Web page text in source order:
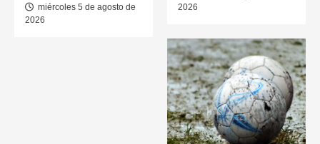
miércoles 5 de agosto de
2026
2026